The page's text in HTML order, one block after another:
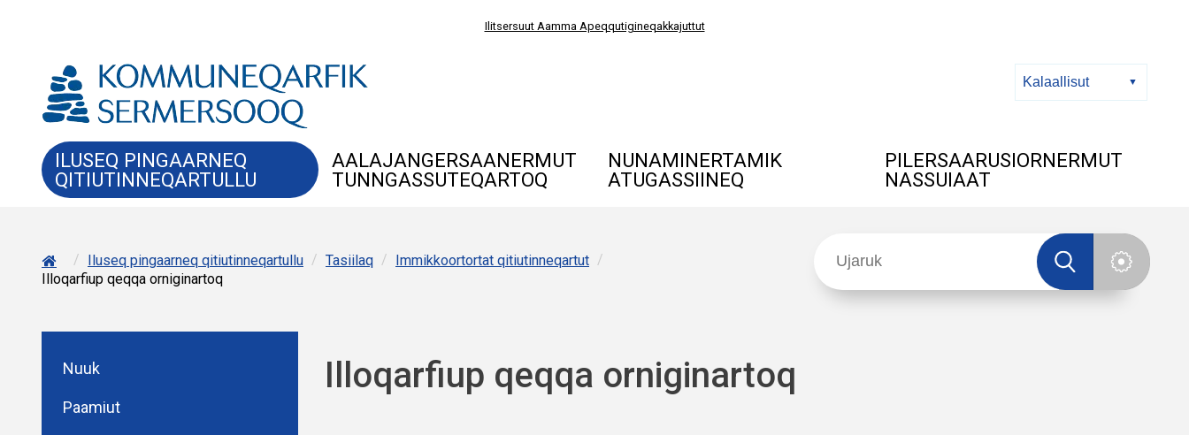
Ilitsersuut Aamma Apeqqutigineqakkajuttut
ILUSEQ PINGAARNEQ
QITIUTINNEQARTULLU
AALAJANGERSAANERMUT
TUNNGASSUTEQARTOQ
NUNAMINERTAMIK
ATUGASSIINEQ
PILERSAARUSIORNERMUT
NASSUIAAT
/ Iluseq pingaarneq qitiutinneqartullu / Tasiilaq / Immikkoortortat qitiutinneqartut /
Illoqarfiup qeqqa orniginartoq
Nuuk
Paamiut
Illoqarfiup qeqqa orniginartoq